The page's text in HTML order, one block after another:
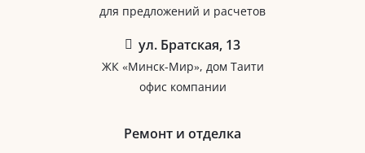
для предложений и расчетов
ул. Братская, 13
ЖК «Минск-Мир», дом Таити
офис компании
Ремонт и отделка